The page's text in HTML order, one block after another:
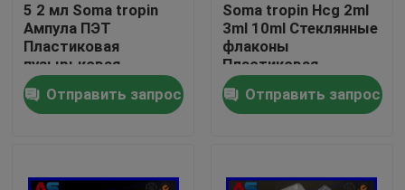
Дом
О нас
5 2 мл Soma tropin
Ампула ПЭТ
Пластиковая
пузырьковая
упаковка
Отправить запрос
Soma tropin Hcg 2ml
3ml 10ml Стеклянные
флаконы
Пластиковая
пузырьковая
упаковка
Отправить запрос